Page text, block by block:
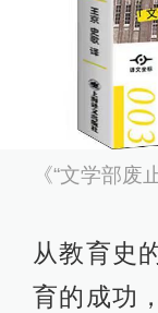
《“文学部废
从教育史
育的成功